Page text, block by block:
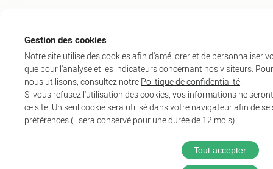
Gestion des cookies
Notre site utilise des cookies afin d'améliorer et de personnaliser
que pour l'analyse et les indicateurs concernant nos visiteurs.
nous utilisons, consultez notre Politique de confidentialité
Si vous refusez l'utilisation des cookies, vos informations ne
ce site. Un seul cookie sera utilisé dans votre navigateur afin de
préférences (il sera conservé pour une durée de 12 mois).
Tout accepter